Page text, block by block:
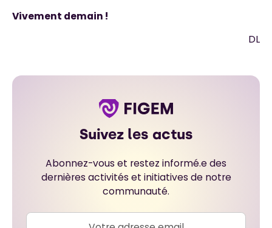
Vivement demain !
DL
Suivez les actus
Abonnez-vous et restez informé.e des
dernières activités et initiatives de notre
communauté.